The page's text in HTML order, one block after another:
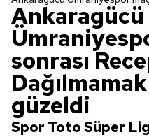
Ankaragücü
sonrası
güzeldi
Spor Toto Süper